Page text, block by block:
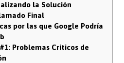
la Solución
Final
por las que Google Podría
Problemas Críticos de